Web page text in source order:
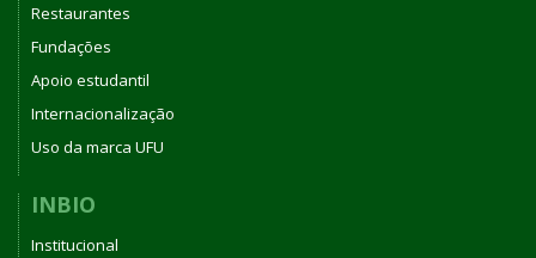
Restaurantes
Fundações
Apoio estudantil
Internacionalização
Uso da marca UFU
INBIO
Institucional